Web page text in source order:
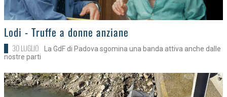
>Lodi - Truffe a donne anziane
30 LUGLIO
La GdF di Padova sgomina una banda attiva anche dalle
nostre parti